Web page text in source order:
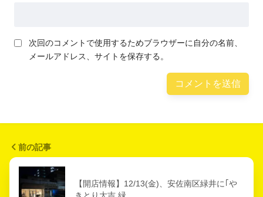
次回のコメントで使用するためブラウザーに自分の名前、
メールアドレス、サイトを保存する。
前の記事
【開店情報】12/13(金)、安佐南区緑井に｢や